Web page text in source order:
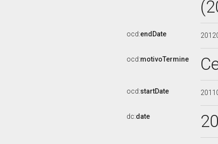
ocd:endDate
ocd:motivoTermine
ocd:startDate
dc:date